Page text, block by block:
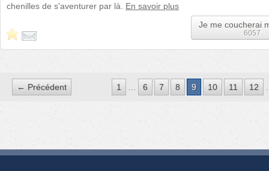
chenilles de s'aventurer par là. En savoir plus
Je me coucherai
6057
← Précédent 1 6 7 8 9 10 11 12